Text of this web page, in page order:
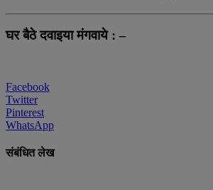
घर बैठे दवाइया मंगवाये : –
Facebook
Twitter
Pinterest
WhatsApp
संबंधित लेख